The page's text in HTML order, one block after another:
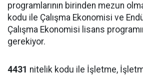
programlarının birinden mezun
kodu ile Çalışma Ekonomisi ve
Çalışma Ekonomisi lisans
gerekiyor.
4431 nitelik kodu ile İşletme,